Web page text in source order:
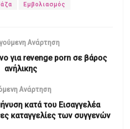
Εμβολιασμός
Ανάρτηση
για revenge porn σε βάρος
ανήλικης
Ανάρτηση
κατά του Εισαγγελέα
καταγγελίες των συγγενών